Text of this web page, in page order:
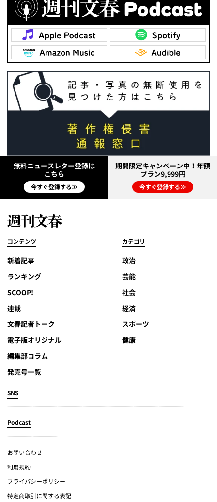
無料ニュースレター登録は
こちら
今すぐ登録する≫
期間限定キャンペーン中！年額
プラン9,999円
今すぐ登録する≫
コンテンツ
新着記事
ランキング
SCOOP!
連載
文春記者トーク
電子版オリジナル
編集部コラム
発売号一覧
カテゴリ
政治
芸能
社会
経済
スポーツ
健康
SNS
Podcast
お問い合わせ
利用規約
プライバシーポリシー
特定商取引に関する表記